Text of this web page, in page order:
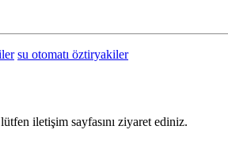
su otomatı öztiryakiler
iletişim sayfasını ziyaret ediniz.